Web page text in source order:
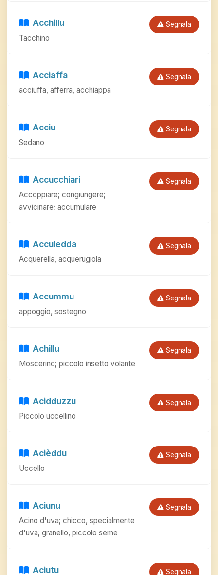
Acchillu
Tacchino
Segnala
Acciaffa
acciuffa, afferra, acchiappa
Segnala
Acciu
Sedano
Segnala
Accucchiari
Accoppiare; congiungere;
avvicinare; accumulare
Segnala
Acculedda
Acquerella, acquerugiola
Segnala
Accummu
appoggio, sostegno
Segnala
Achillu
Moscerino; piccolo insetto volante
Segnala
Acidduzzu
Piccolo uccellino
Segnala
Acièddu
Uccello
Segnala
Aciunu
Acino d'uva; chicco, specialmente
d'uva; granello, piccolo seme
Segnala
Aciutu Segnala